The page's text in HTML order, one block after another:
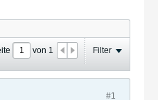
von 1 Filter
#1